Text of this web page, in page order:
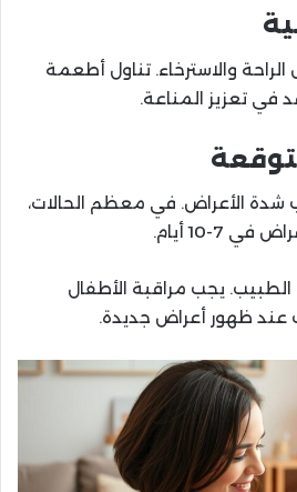
والاسترخاء. تناول أطعمة
في تعزيز المناعة.
الأعراض. في معظم الحالات،
7-10 أيام.
الطبيب. يجب مراقبة الأطفال
عند ظهور أعراض جديدة.